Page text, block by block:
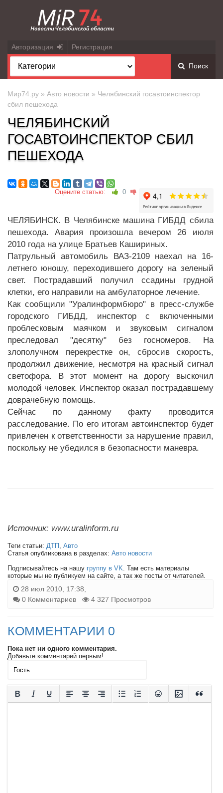
Авторизация Регистрация
Поиск
Мир74.ру » Авто новости » Челябинский госавтоинспектор
сбил пешехода
ЧЕЛЯБИНСКИЙ
ГОСАВТОИНСПЕКТОР СБИЛ
ПЕШЕХОДА
Оцените статью: 0
ЧЕЛЯБИНСК. В Челябинске машина ГИБДД сбила
пешехода. Авария произошла вечером 26 июля
2010 года на улице Братьев Кашириных.
Патрульный автомобиль ВАЗ-2109 наехал на 16-
летнего юношу, переходившего дорогу на зеленый
свет. Пострадавший получил ссадины грудной
клетки, его направили на амбулаторное лечение.
Как сообщили "Уралинформбюро" в пресс-службе
городского ГИБДД, инспектор с включенными
проблесковым маячком и звуковым сигналом
преследовал "десятку" без госномеров. На
злополучном перекрестке он, сбросив скорость,
продолжил движение, несмотря на красный сигнал
светофора. В этот момент на дорогу выскочил
молодой человек. Инспектор оказал пострадавшему
доврачебную помощь.
Сейчас по данному факту проводится
расследование. По его итогам автоинспектор будет
привлечен к ответственности за нарушение правил,
поскольку не убедился в безопасности маневра.
Источник: www.uralinform.ru
Теги статьи: ДТП , Авто
Статья опубликована в разделах: Авто новости
Подписывайтесь на нашу группу в VK. Там есть материалы
которые мы не публикуем на сайте, а так же посты от читателей.
28 июл 2010, 17:38,
0 Комментариев
4 327 Просмотров
КОММЕНТАРИИ 0
Пока нет ни одного комментария.
Добавьте комментарий первым!